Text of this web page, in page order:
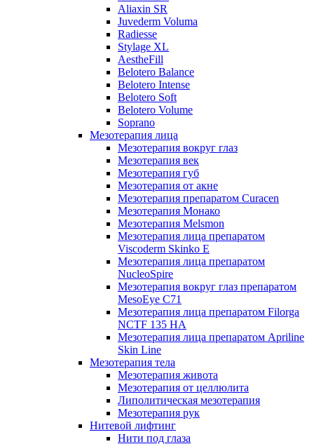
Aliaxin SR
Juvederm Voluma
Radiesse
Stylage XL
AestheFill
Belotero Balance
Belotero Intense
Belotero Soft
Belotero Volume
Soprano
Мезотерапия лица
Мезотерапия вокруг глаз
Мезотерапия век
Мезотерапия губ
Мезотерапия от акне
Мезотерапия препаратом Curacen
Мезотерапия Монако
Мезотерапия Melsmon
Мезотерапия лица препаратом
Viscoderm Skinko E
Мезотерапия лица препаратом
NucleoSpire
Мезотерапия вокруг глаз препаратом
MesoEye С71
Мезотерапия лица препаратом Filorga
NCTF 135 HA
Мезотерапия лица препаратом Apriline
Skin Line
Мезотерапия тела
Мезотерапия живота
Мезотерапия от целлюлита
Липолитическая мезотерапия
Мезотерапия рук
Нитевой лифтинг
Нити под глаза